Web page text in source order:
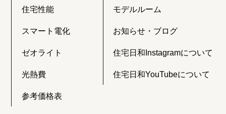
住宅性能
スマート電化
ゼオライト
光熱費
参考価格表
モデルルーム
お知らせ・ブログ
住宅日和Instagramについて
住宅日和YouTubeについて